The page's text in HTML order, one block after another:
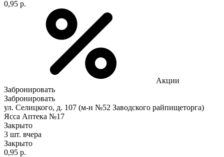
0,95 р.
Акции
Забронировать
Забронировать
ул. Селицкого, д. 107 (м-н №52 Заводского райпищеторга)
Ясса Аптека №17
Закрыто
3 шт. вчера
Закрыто
0,95 р.